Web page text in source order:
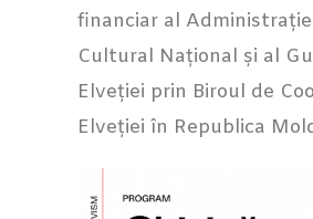
financiar al
Cultural Național și al
Elveției prin Biroul de
Elveției în Republica